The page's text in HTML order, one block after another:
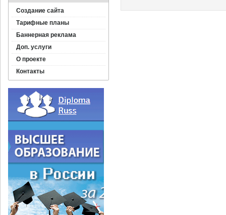
Создание сайта
Тарифные планы
Баннерная реклама
Доп. услуги
О проекте
Контакты